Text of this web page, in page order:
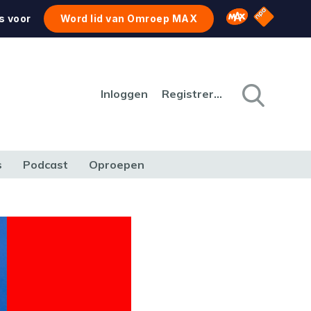
voor Word lid van Omroep MAX Omroep MAX
NPO
Inloggen Registreren
Podcast Oproepen